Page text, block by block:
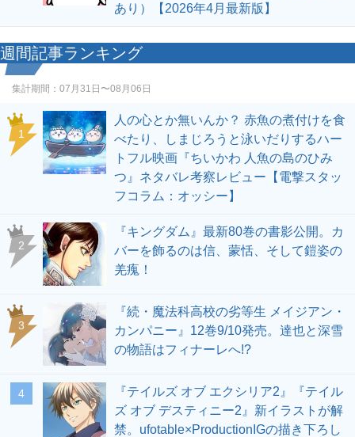
あり）【2026年4月最新版】
週間記事ランキング
集計期間： 07月31日〜08月06日
1
人の心とか無いんか？ 赤魚の煮付けを食
べたり、しまじろうと泳いだりするハー
トフル映画『ちいかわ 人魚の島のひみ
つ』ネタバレ考察レビュー【電撃スタッ
フコラム：オッシー】
2
『キングダム』最新80巻の書影公開。カ
バーを飾るのは信、蒙恬、そして鎧姿の
羌瘣！
3
『続・魔法科高校の劣等生 メイジアン・
カンパニー』12巻9/10発売。達也と深雪
の物語はフィナーレへ!?
4
『テイルズ オブ エクシリア2』『テイル
ズ オブ デスティニー2』新イラストが解
禁。ufotable×ProductionIGの描き下ろし